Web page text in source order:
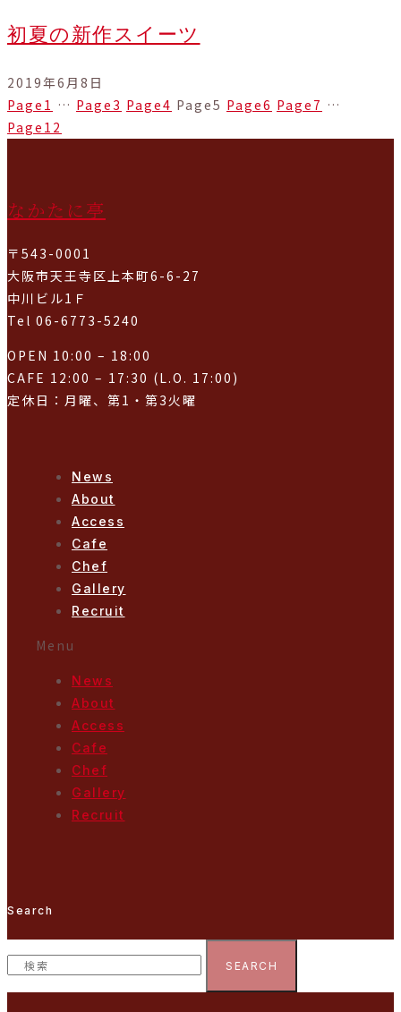
初夏の新作スイーツ
2019年6月8日
Page 1 … Page3 Page4 Page5 Page6 Page 7 …
Page 12
なかたに亭
〒543-0001
大阪市天王寺区上本町6-6-27
中川ビル1Ｆ
Tel 06-6773-5240
OPEN 10:00 – 18:00
CAFE 12:00 – 17:30 (L.O. 17:00)
定休日：月曜、第1・第3火曜
News
About
Access
Cafe
Chef
Gallery
Recruit
Menu
News
About
Access
Cafe
Chef
Gallery
Recruit
Search
SEARCH